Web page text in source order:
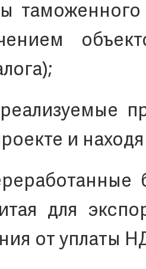
и
для
от уплаты